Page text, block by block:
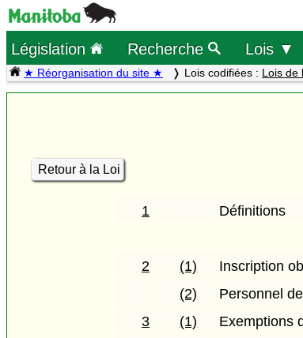
Législation Recherche Lois ▼
★ Réorganisation du site ★ Lois codifiées : Lois de
Retour à la Loi
1
Définitions
2
(1)
Inscription
(2)
Personnel
3
(1)
Exemptions